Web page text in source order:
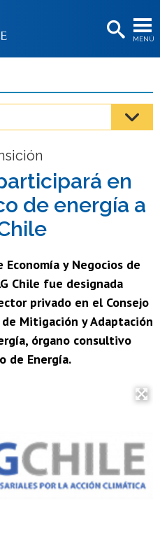
MENÚ
os
os
os
en
de energía a
Economía y Negocios de
Chile fue designada
privado en el Consejo
Mitigación y Adaptación
órgano consultivo
de Energía.